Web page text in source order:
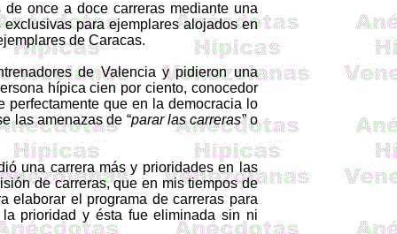
once a doce carreras mediante una
para ejemplares alojados en
de Caracas.
de Valencia y pidieron una
hípica cien por ciento, conocedor
que en la democracia lo
las amenazas de “parar las carreras” o
una carrera más y prioridades en las
de carreras, que en mis tiempos de
elaborar el programa de carreras para
prioridad y ésta fue eliminada sin ni